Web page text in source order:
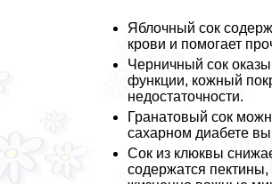
Яблочный сок
крови и помогает
Черничный сок
функции, кожный
недостаточности.
Гранатовый сок
сахарном диабете
Сок из клюквы
содержатся